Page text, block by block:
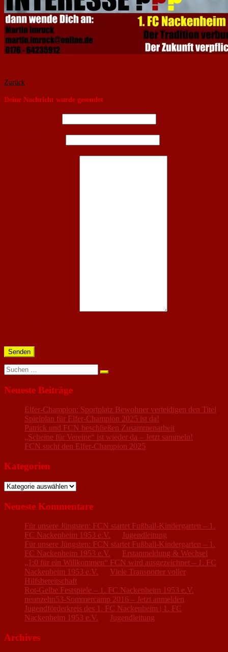
Zurück
Deine Nachricht wurde gesendet
Senden
Suchen
nach:
Neueste Beiträge
Elfer-Champion: Sportplatz Bewohner verteidigen den Titel
Spielplan für Elfer-Champion 2025 ist da!
Patrick und FCN beschließen Zusammenarbeit
„Scheine für Vereine“ ist wieder da – Jetzt sammeln!
FCN sucht den Elfer-Champion 2025
Kategorien
Kategorien
Neueste Kommentare
Für unsere Jüngsten: FCN startet Fußball-Kindergarten – 1.
FC Nackenheim 1953 e.V.
Jugendleitung
Für unsere Jüngsten: FCN startet Fußball-Kindergarten – 1.
FC Nackenheim 1953 e.V.
Erstanmeldung & Wechsel
„1:0 für ein Willkommen“ FCN wird ausgezeichnet – 1. FC
Nackenheim 1953 e.V.
Viele Transporter voller
Hilfsbereitschaft
Rot-Gelbe Festspiele – 1. FC Nackenheim 1953 e.V.
neunzehn53-Sommercamp 2016 – Jetzt anmelden
Jugendförderkreis des 1. FC Nackenheim | 1. FC
Nackenheim 1953 e.V.
Jugendleitung
Archives